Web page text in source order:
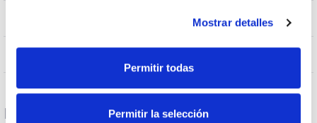
Mostrar detalles
Permitir todas
Permitir la selección
Blanco
Rendimiento